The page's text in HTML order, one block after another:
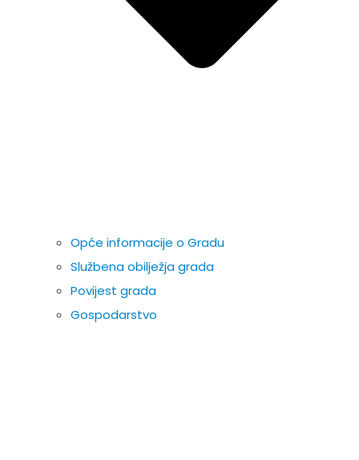
Opće informacije o Gradu
Službena obilježja grada
Povijest grada
Gospodarstvo